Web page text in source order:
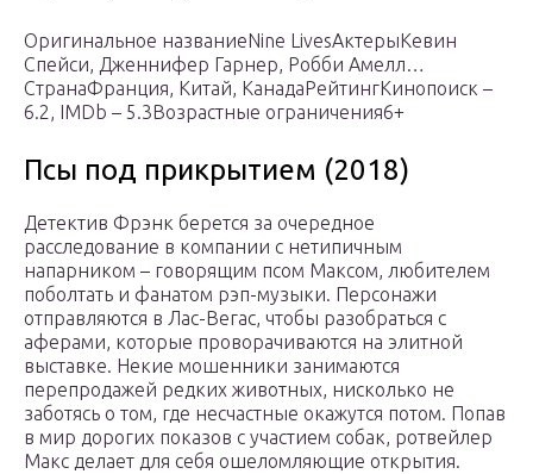
Оригинальное названиеNine LivesАктерыКевин
Спейси, Дженнифер Гарнер, Робби Амелл…
СтранаФранция, Китай, КанадаРейтингКинопоиск –
6.2, IMDb – 5.3Возрастные ограничения6+
Псы под прикрытием (2018)
Детектив Фрэнк берется за очередное
расследование в компании с нетипичным
напарником – говорящим псом Максом, любителем
поболтать и фанатом рэп-музыки. Персонажи
отправляются в Лас-Вегас, чтобы разобраться с
аферами, которые проворачиваются на элитной
выставке. Некие мошенники занимаются
перепродажей редких животных, нисколько не
заботясь о том, где несчастные окажутся потом. Попав
в мир дорогих показов с участием собак, ротвейлер
Макс делает для себя ошеломляющие открытия.